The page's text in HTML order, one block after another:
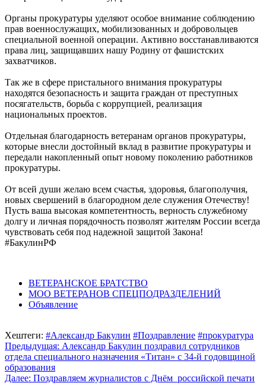
Органы прокуратуры уделяют особое внимание соблюдению
прав военнослужащих, мобилизованных и добровольцев
специальной военной операции. Активно восстанавливаются
права лиц, защищавших нашу Родину от фашистских
захватчиков.
Так же в сфере пристального внимания прокуратуры
находятся безопасность и защита граждан от преступных
посягательств, борьба с коррупцией, реализация
национальных проектов.
Отдельная благодарность ветеранам органов прокуратуры,
которые внесли достойный вклад в развитие прокуратуры и
передали накопленный опыт новому поколению работников
прокуратуры.
От всей души желаю всем счастья, здоровья, благополучия,
новых свершений в благородном деле служения Отечеству!
Пусть ваша высокая компетентность, верность служебному
долгу и личная порядочность позволят жителям России всегда
чувствовать себя под надежной защитой Закона!
#БакулинРФ
ВЕТЕРАНСКОЕ БРАТСТВО
МОО ВЕТЕРАНОВ СПЕЦПОДРАЗДЕЛЕНИЙ
Объявление
Хештеги: #Александр Бакулин #Поздравление #прокуратура
Навигация
по
записям
Предыдущая: Александр Бакулин поздравил сотрудников
отдела специального назначения «Титан» с 34-й годовщиной
образования
Далее: Поздравляем журналистов с Днём российской печати